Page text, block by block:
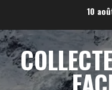
contenu
10